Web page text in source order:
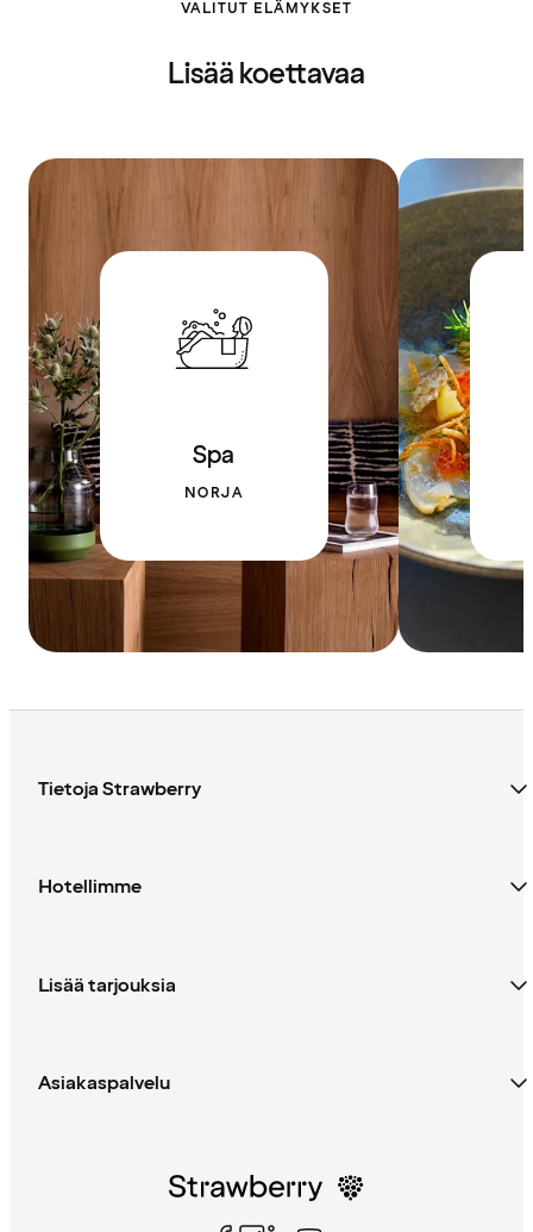
VALITUT ELÄMYKSET
Lisää koettavaa
Spa
NORJA
Tietoja Strawberry
Hotellimme
Lisää tarjouksia
Asiakaspalvelu